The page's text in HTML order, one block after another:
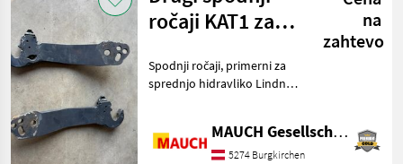
traktorje
/ročaji KAT1 za
hidravliko
Lindner
na
zahtevo
Spodnji ročaji, primerni za
sprednjo hidravliko Lindner
Burgkirchenu. Da bi vam
lahko posvetil dovolj
MAUCH Gesellschaft m.b.H. & Co.KG
5274 Burgkirchen